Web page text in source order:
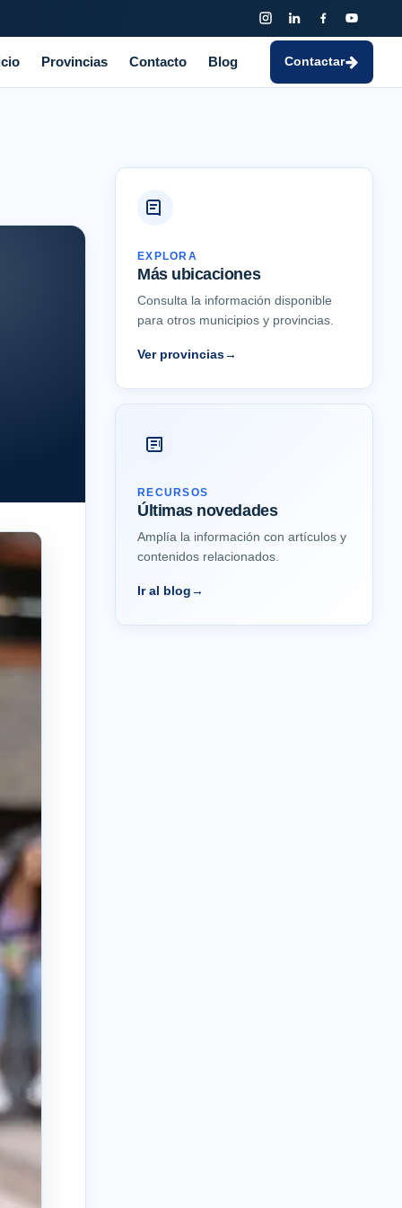
Provincias Contacto Blog Contactar
EXPLORA
Más ubicaciones
Consulta la información disponible
para otros municipios y provincias.
Ver provincias→
RECURSOS
Últimas novedades
Amplía la información con artículos y
contenidos relacionados.
Ir al blog→